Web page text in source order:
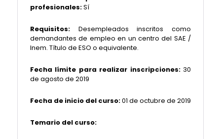
profesionales:Sí
Requisitos: Desempleados inscritos como
demandantes de empleo en un centro del SAE /
Inem. Título de ESO o equivalente.
Fecha límite para realizar inscripciones:30
de agosto de 2019
Fecha de inicio del curso:01 de octubre de 2019
Temario del curso: